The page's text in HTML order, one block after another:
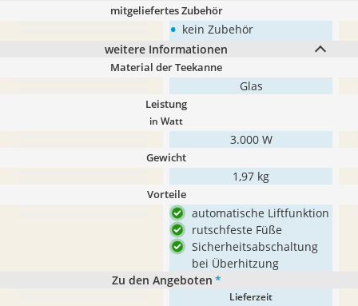
mitgeliefertes Zubehör
• kein Zubehör
weitere Informationen
Material der Teekanne
Glas
Leistung
in Watt
3.000 W
Gewicht
1,97 kg
Vorteile
automatische Liftfunktion
rutschfeste Füße
Sicherheitsabschaltung
bei Überhitzung
Zu den Angeboten *
Lieferzeit